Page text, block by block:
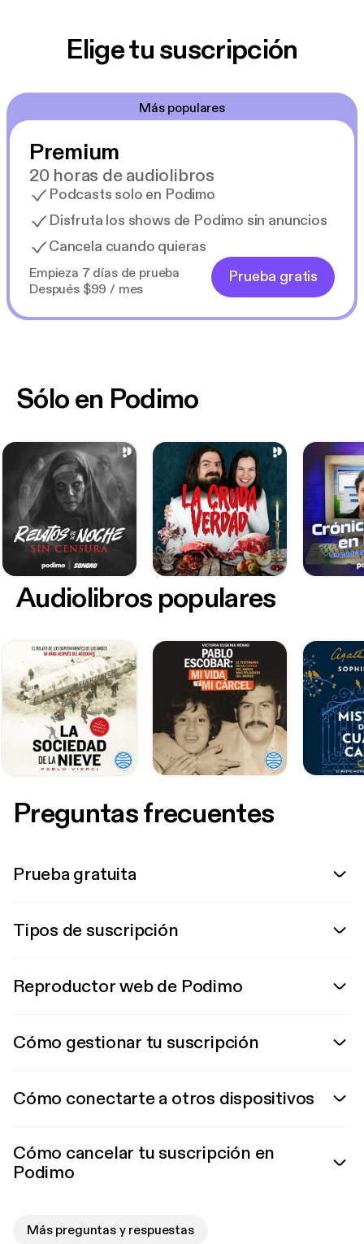
Elige tu suscripción
Más populares
Premium
20 horas de audiolibros
Podcasts solo en Podimo
Disfruta los shows de Podimo sin anuncios
Cancela cuando quieras
Empieza 7 días de prueba
Después $99 / mes
Prueba gratis
Sólo en Podimo
Audiolibros populares
Preguntas frecuentes
Prueba gratuita
Tipos de suscripción
Reproductor web de Podimo
Cómo gestionar tu suscripción
Cómo conectarte a otros dispositivos
Cómo cancelar tu suscripción en
Podimo
Más preguntas y respuestas